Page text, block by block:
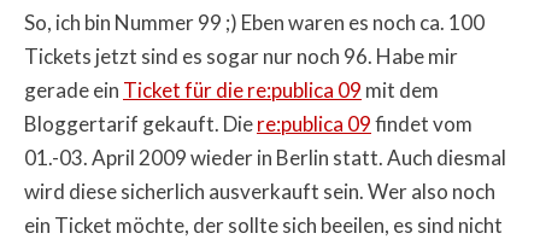
So, ich bin Nummer 99 ;) Eben waren es noch ca. 100
Tickets jetzt sind es sogar nur noch 96. Habe mir
gerade ein Ticket für die re:publica 09 mit dem
Bloggertarif gekauft. Diere:publica 09findet vom
01.-03. April 2009 wieder in Berlin statt. Auch diesmal
wird diese sicherlich ausverkauft sein. Wer also noch
ein Ticket möchte, der sollte sich beeilen, es sind nicht